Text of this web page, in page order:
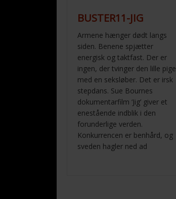
BUSTER11-JIG
Armene hænger dødt langs
siden. Benene spjætter
energisk og taktfast. Der er
ingen, der tvinger den lille pige
med en seksløber. Det er irsk
stepdans. Sue Bournes
dokumentarfilm ‘Jig’ giver et
enestående indblik i den
forunderlige verden.
Konkurrencen er benhård, og
sveden hagler ned ad